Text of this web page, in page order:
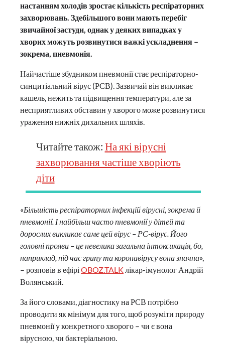
настанням холодів зростає кількість респіраторних
захворювань. Здебільшого вони мають перебіг
звичайної застуди, однак у деяких випадках у
хворих можуть розвинутися важкі ускладнення –
зокрема, пневмонія.
Найчастіше збудником пневмонії стає респіраторно-
синцитіальний вірус (РСВ). Зазвичай він викликає
кашель, нежить та підвищення температури, але за
несприятливих обставин у хворого може розвинутися
ураження нижніх дихальних шляхів.
Читайте також: На які вірусні
захворювання частіше хворіють
діти
«Більшість респіраторних інфекцій вірусні, зокрема й
пневмонії. І найбільш часто пневмонії у дітей та
дорослих викликає саме цей вірус – РС-вірус. Його
головні прояви – це невелика загальна інтоксикація, бо,
наприклад, під час грипу та коронавірусу вона значна»,
– розповів в ефірі OBOZ.TALK лікар-імунолог Андрій
Волянський.
За його словами, діагностику на РСВ потрібно
проводити як мінімум для того, щоб розуміти природу
пневмонії у конкретного хворого – чи є вона
вірусною, чи бактеріальною.